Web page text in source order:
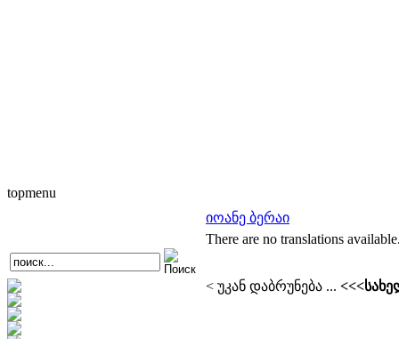
topmenu
იოანე ბერაი
There are no translations
< უკან დაბრუნება ...